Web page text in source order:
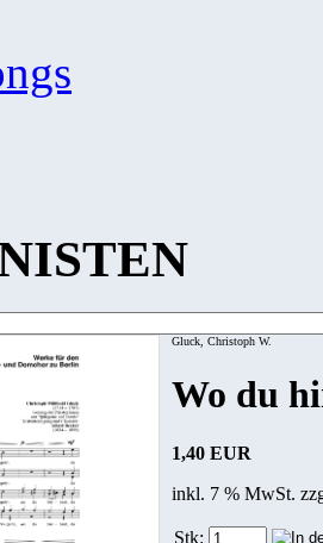
Gluck, Christoph W.
Wo du
1,40 EUR
inkl. 7 % MwSt.
Stk: